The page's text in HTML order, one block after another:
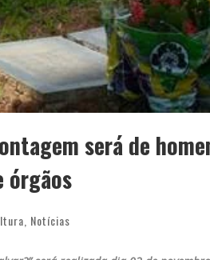
será de
órgãos
, Notícias